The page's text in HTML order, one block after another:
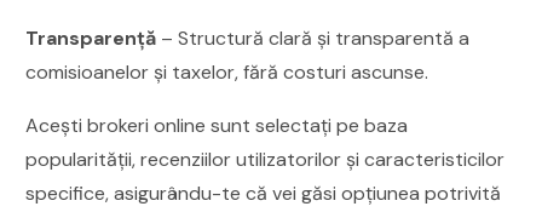
Transparență – Structură clară și transparentă a
comisioanelor și taxelor, fără costuri ascunse.
Acești brokeri online sunt selectați pe baza
popularității, recenziilor utilizatorilor și caracteristicilor
specifice, asigurându-te că vei găsi opțiunea potrivită